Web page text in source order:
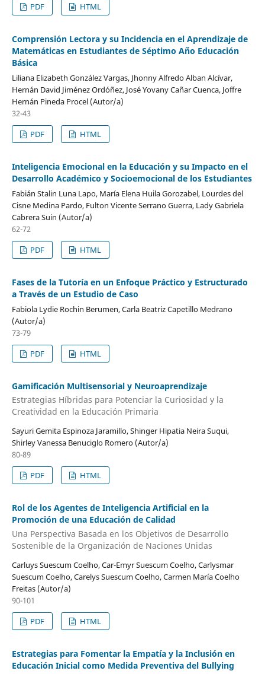
PDF
HTML
Comprensión Lectora y su Incidencia en el Aprendizaje de
Matemáticas en Estudiantes de Séptimo Año Educación
Básica
Liliana Elizabeth González Vargas, Jhonny Alfredo Alban Alcívar,
Hernán David Jiménez Ordóñez, José Yovany Cañar Cuenca, Joffre
Hernán Pineda Procel (Autor/a)
32-43
PDF
HTML
Inteligencia Emocional en la Educación y su Impacto en el
Desarrollo Académico y Socioemocional de los Estudiantes
Fabián Stalin Luna Lapo, María Elena Huila Gorozabel, Lourdes del
Cisne Medina Pardo, Fulton Vicente Serrano Guerra, Lady Gabriela
Cabrera Suin (Autor/a)
62-72
PDF
HTML
Fases de la Tutoría en un Enfoque Práctico y Estructurado
a Través de un Estudio de Caso
Fabiola Lydie Rochin Berumen, Carla Beatriz Capetillo Medrano
(Autor/a)
73-79
PDF
HTML
Gamificación Multisensorial y Neuroaprendizaje
Estrategias Híbridas para Potenciar la Curiosidad y la
Creatividad en la Educación Primaria
Sayuri Gemita Espinoza Jaramillo, Shinger Hipatia Neira Suqui,
Shirley Vanessa Benuciglo Romero (Autor/a)
80-89
PDF
HTML
Rol de los Agentes de Inteligencia Artificial en la
Promoción de una Educación de Calidad
Una Perspectiva Basada en los Objetivos de Desarrollo
Sostenible de la Organización de Naciones Unidas
Carluys Suescum Coelho, Car-Emyr Suescum Coelho, Carlysmar
Suescum Coelho, Carelys Suescum Coelho, Carmen María Coelho
Freitas (Autor/a)
90-101
PDF
HTML
Estrategias para Fomentar la Empatía y la Inclusión en
Educación Inicial como Medida Preventiva del Bullying